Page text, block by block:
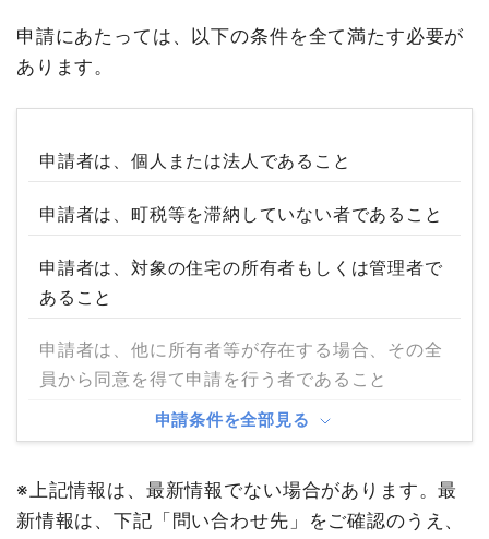
申請にあたっては、以下の条件を全て満たす必要が
あります。
申請者は、個人または法人であること
申請者は、町税等を滞納していない者であること
申請者は、対象の住宅の所有者もしくは管理者で
あること
申請者は、他に所有者等が存在する場合、その全
員から同意を得て申請を行う者であること
申請条件を全部見る
※上記情報は、最新情報でない場合があります。最
新情報は、下記「問い合わせ先」をご確認のうえ、